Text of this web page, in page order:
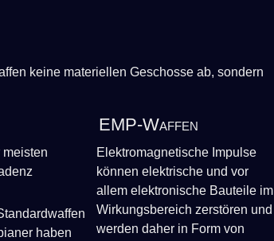
keine materiellen Geschosse ab, sondern
haben
EMP-Waffen
Elektromagnetische Impulse
können elektrische und vor
allem elektronische Bauteile im
Wirkungsbereich zerstören und
werden daher in Form von